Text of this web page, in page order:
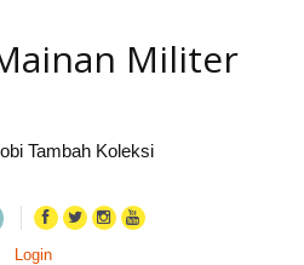
Militer
Tambah Koleksi
Login